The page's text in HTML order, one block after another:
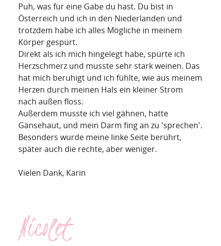
Puh, was für eine Gabe du hast. Du bist in
Österreich und ich in den Niederlanden und
trotzdem habe ich alles Mögliche in meinem
Körper gespürt.
Direkt als ich mich hingelegt habe, spürte ich
Herzschmerz und musste sehr stark weinen. Das
hat mich beruhigt und ich fühlte, wie aus meinem
Herzen durch meinen Hals ein kleiner Strom
nach außen floss.
Außerdem musste ich viel gähnen, hatte
Gänsehaut, und mein Darm fing an zu 'sprechen'.
Besonders wurde meine linke Seite berührt,
später auch die rechte, aber weniger.
Vielen Dank, Karin
Nicolet